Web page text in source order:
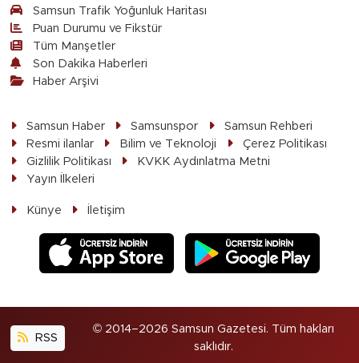
Samsun Trafik Yoğunluk Haritası
Puan Durumu ve Fikstür
Tüm Manşetler
Son Dakika Haberleri
Haber Arşivi
Samsun Haber Samsunspor
Samsun Rehberi
Resmi ilanlar
Bilim ve Teknoloji
Çerez Politikası
Gizlilik Politikası
KVKK Aydınlatma Metni
Yayın İlkeleri
Künye İletişim
RSS
© 2014–2026 Samsun Gazetesi. Tüm hakları
saklıdır.